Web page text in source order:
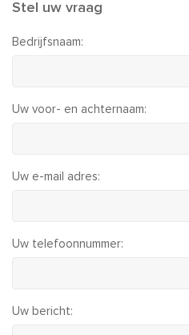
Stel uw vraag
Bedrijfsnaam:
Uw voor- en achternaam:
Uw e-mail adres:
Uw telefoonnummer:
Uw bericht: